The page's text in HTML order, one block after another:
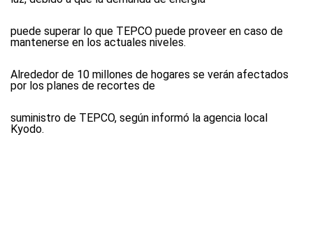
puede superar lo que TEPCO puede proveer en caso de
mantenerse en los actuales niveles.
Alrededor de 10 millones de hogares se verán afectados
por los planes de recortes de
suministro de TEPCO, según informó la agencia local
Kyodo.